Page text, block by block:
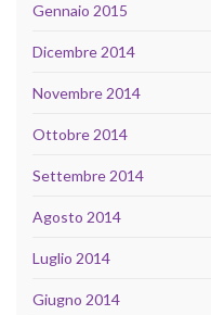
Gennaio 2015
Dicembre 2014
Novembre 2014
Ottobre 2014
Settembre 2014
Agosto 2014
Luglio 2014
Giugno 2014